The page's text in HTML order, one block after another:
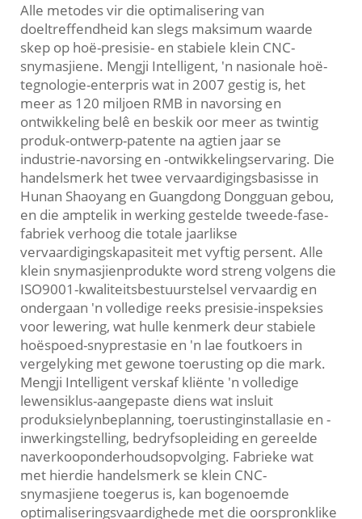
Alle metodes vir die optimalisering van
doeltreffendheid kan slegs maksimum waarde
skep op hoë-presisie- en stabiele klein CNC-
snymasjiene. Mengji Intelligent, 'n nasionale hoë-
tegnologie-enterpris wat in 2007 gestig is, het
meer as 120 miljoen RMB in navorsing en
ontwikkeling belê en beskik oor meer as twintig
produk-ontwerp-patente na agtien jaar se
industrie-navorsing en -ontwikkelingservaring. Die
handelsmerk het twee vervaardigingsbasisse in
Hunan Shaoyang en Guangdong Dongguan gebou,
en die amptelik in werking gestelde tweede-fase-
fabriek verhoog die totale jaarlikse
vervaardigingskapasiteit met vyftig persent. Alle
klein snymasjienprodukte word streng volgens die
ISO9001-kwaliteitsbestuurstelsel vervaardig en
ondergaan 'n volledige reeks presisie-inspeksies
voor lewering, wat hulle kenmerk deur stabiele
hoëspoed-snyprestasie en 'n lae foutkoers in
vergelyking met gewone toerusting op die mark.
Mengji Intelligent verskaf kliënte 'n volledige
lewensiklus-aangepaste diens wat insluit
produksielynbeplanning, toerustinginstallasie en -
inwerkingstelling, bedryfsopleiding en gereelde
naverkooponderhoudsopvolging. Fabrieke wat
met hierdie handelsmerk se klein CNC-
snymasjiene toegerus is, kan bogenoemde
optimaliseringsvaardighede met die oorspronklike